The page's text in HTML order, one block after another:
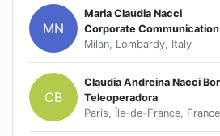
MN
Maria Claudia Nacci
Corporate
Milan, Lombardy, Italy
CB
Claudia Andreina Nacci
Teleoperadora
Paris, Île-de-France, France